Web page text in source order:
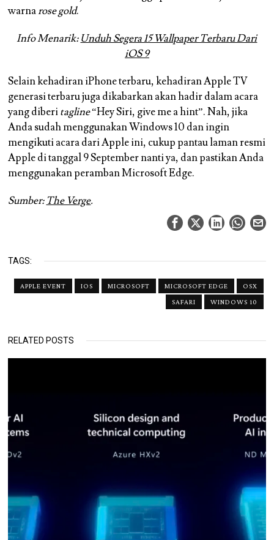
warnarose gold.
Info Menarik:Unduh Segera 15 Wallpaper Terbaru Dari
iOS 9
Selain kehadiran iPhone terbaru, kehadiran Apple TV
generasi terbaru juga dikabarkan akan hadir dalam acara
yang diberitagline“Hey Siri, give me a hint”. Nah, jika
Anda sudah menggunakan Windows 10 dan ingin
mengikuti acara dari Apple ini, cukup pantau laman resmi
Apple di tanggal 9 September nanti ya, dan pastikan Anda
menggunakan peramban Microsoft Edge.
Sumber: The Verge.
TAGS:
APPLE EVENT IOS MICROSOFT MICROSOFT EDGE
OSX
SAFARI
WINDOWS 10
RELATED POSTS